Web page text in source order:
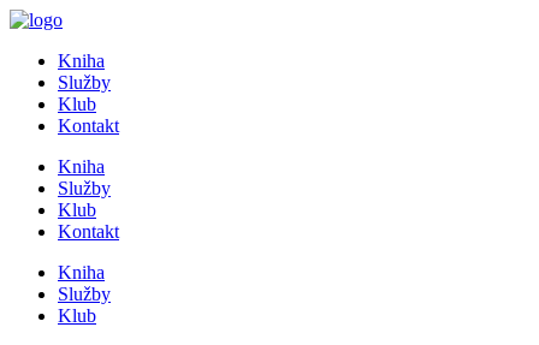
Přejít
obsahuKniha
Služby
Klub
Kontakt
Kniha
Služby
Klub
Kontakt
Kniha
Služby
Klub